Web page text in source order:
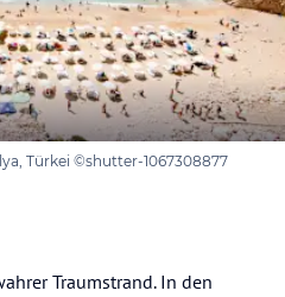
Türkei ©shutter-1067308877
Traumstrand. In den